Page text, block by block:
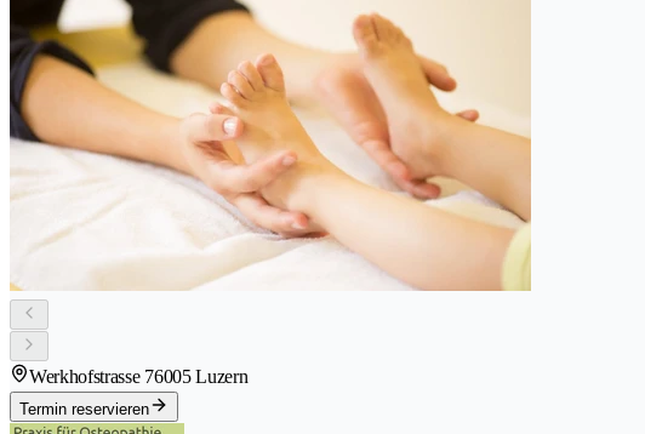
Werkhofstrasse 76005 Luzern
Termin reservieren